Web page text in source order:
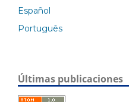
Español
Português
Últimas publicaciones